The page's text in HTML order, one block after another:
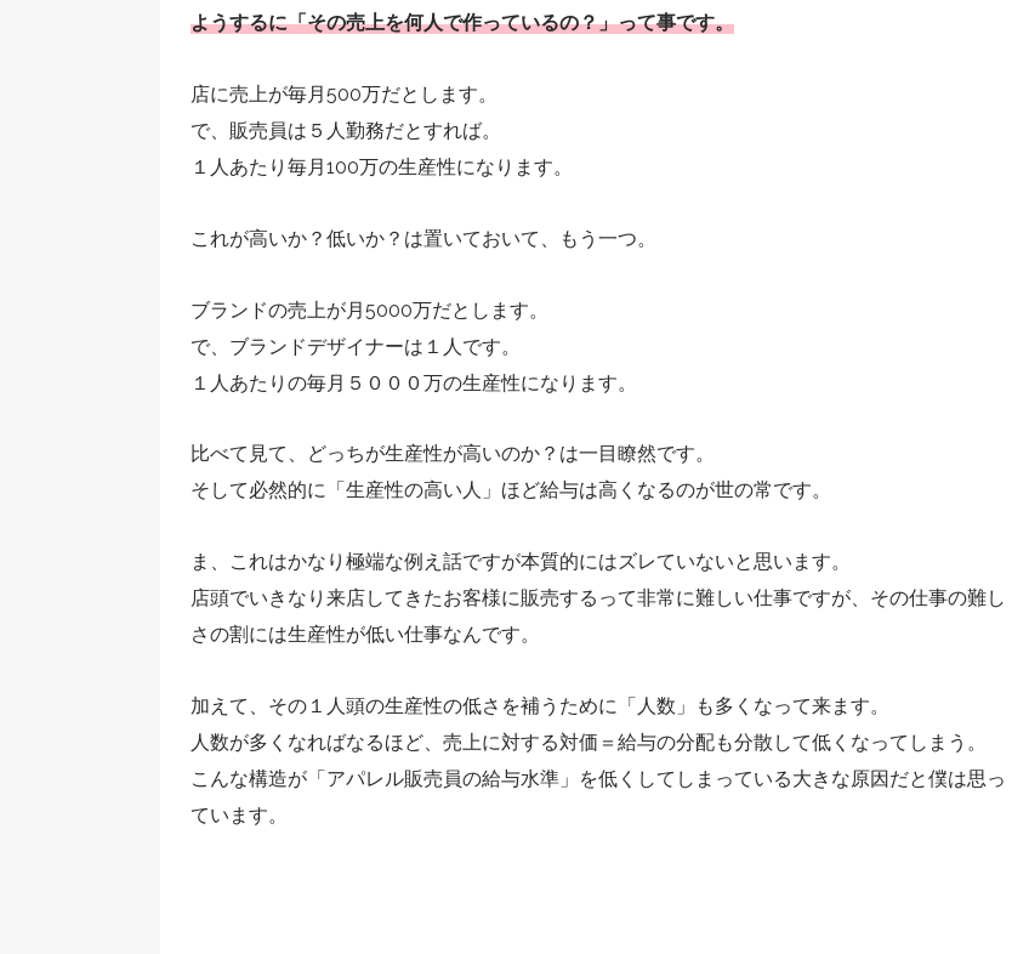
ようするに「その売上を何人で作っているの？」って事です。
店に売上が毎月500万だとします。
で、販売員は５人勤務だとすれば。
１人あたり毎月100万の生産性になります。
これが高いか？低いか？は置いておいて、もう一つ。
ブランドの売上が月5000万だとします。
で、ブランドデザイナーは１人です。
１人あたりの毎月５０００万の生産性になります。
比べて見て、どっちが生産性が高いのか？は一目瞭然です。
そして必然的に「生産性の高い人」ほど給与は高くなるのが世の常です。
ま、これはかなり極端な例え話ですが本質的にはズレていないと思います。
店頭でいきなり来店してきたお客様に販売するって非常に難しい仕事ですが、その仕事の難し
さの割には生産性が低い仕事なんです。
加えて、その１人頭の生産性の低さを補うために「人数」も多くなって来ます。
人数が多くなればなるほど、売上に対する対価＝給与の分配も分散して低くなってしまう。
こんな構造が「アパレル販売員の給与水準」を低くしてしまっている大きな原因だと僕は思っ
ています。